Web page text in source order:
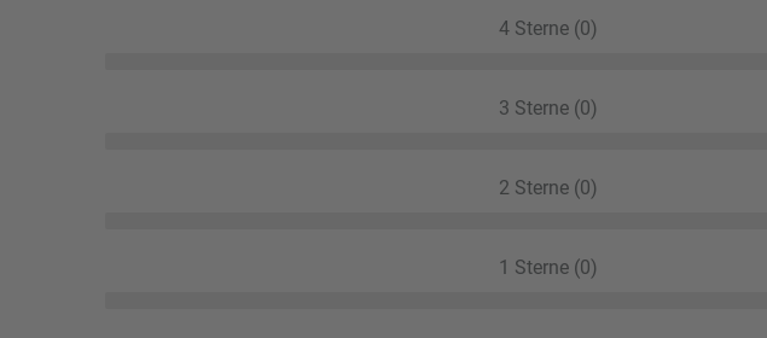
4 Sterne (0)
3 Sterne (0)
2 Sterne (0)
1 Sterne (0)